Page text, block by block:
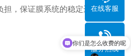
担，保证膜系统的稳定运在线客服
服务热线
你们是怎么收费的呢